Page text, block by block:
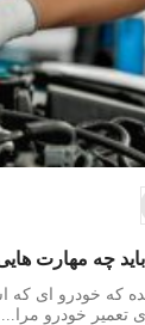
چه مهارت
که خودرو ای که
تعمیر خودرو مرا...